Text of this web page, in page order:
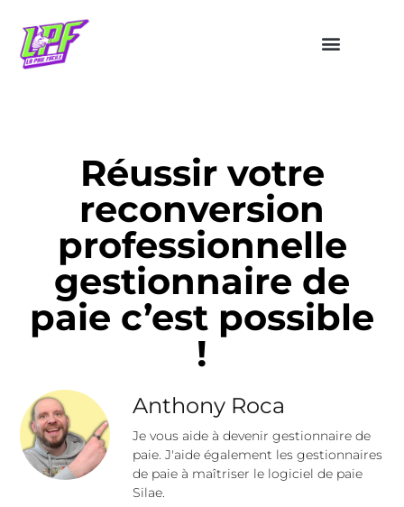
Réussir votre
reconversion
professionnelle
gestionnaire de
paie c’est possible
!
Anthony Roca
Je vous aide à devenir gestionnaire de
paie. J'aide également les gestionnaires
de paie à maîtriser le logiciel de paie
Silae.